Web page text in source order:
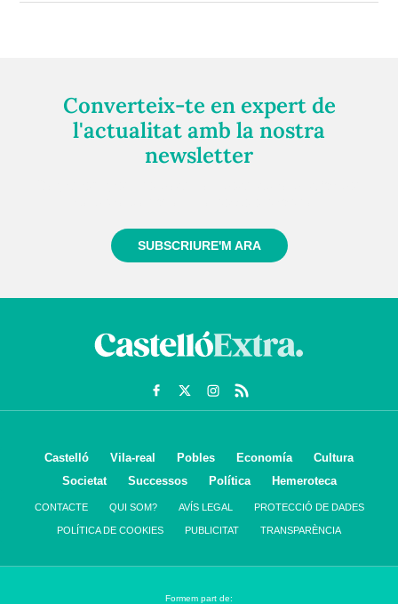
Converteix-te en expert de
l'actualitat amb la nostra
newsletter
SUBSCRIURE'M ARA
Castelló Vila-real Pobles Economía
Cultura
Societat
Successos Política Hemeroteca
CONTACTE QUI SOM? AVÍS LEGAL PROTECCIÓ DE DADES
POLÍTICA DE COOKIES PUBLICITAT TRANSPARÈNCIA
Formem part de: